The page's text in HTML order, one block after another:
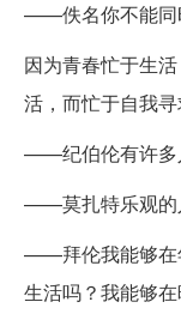
——佚名你不能同
因为青春忙于生
活，而忙于自我寻
——纪伯伦有许多
——莫扎特乐观的
——拜伦我能够在
生活吗？我能够